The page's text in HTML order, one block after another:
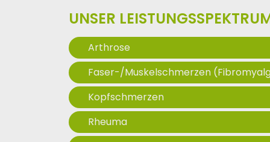
UNSER
Arthrose
Faser-/Muskelschmerzen
Kopfschmerzen
Rheuma